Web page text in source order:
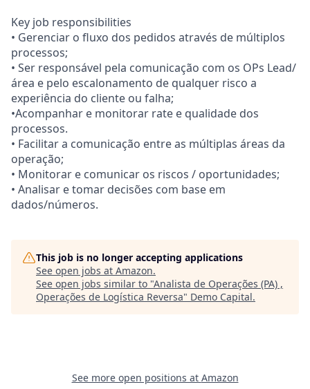
Key job responsibilities
• Gerenciar o fluxo dos pedidos através de múltiplos
processos;
• Ser responsável pela comunicação com os OPs Lead/
área e pelo escalonamento de qualquer risco a
experiência do cliente ou falha;
•Acompanhar e monitorar rate e qualidade dos
processos.
• Facilitar a comunicação entre as múltiplas áreas da
operação;
• Monitorar e comunicar os riscos / oportunidades;
• Analisar e tomar decisões com base em
dados/números.
This job is no longer accepting applications
See open jobs at Amazon.
See open jobs similar to "Analista de Operações (PA) ,
Operações de Logística Reversa" Demo Capital.
See more open positions at Amazon